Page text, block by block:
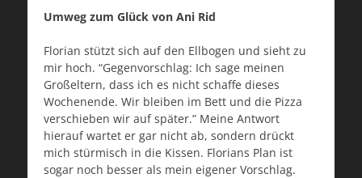
Umweg zum Glück von Ani Rid
Florian stützt sich auf den Ellbogen und sieht zu
mir hoch. “Gegenvorschlag: Ich sage meinen
Großeltern, dass ich es nicht schaffe dieses
Wochenende. Wir bleiben im Bett und die Pizza
verschieben wir auf später.” Meine Antwort
hierauf wartet er gar nicht ab, sondern drückt
mich stürmisch in die Kissen. Florians Plan ist
sogar noch besser als mein eigener Vorschlag.